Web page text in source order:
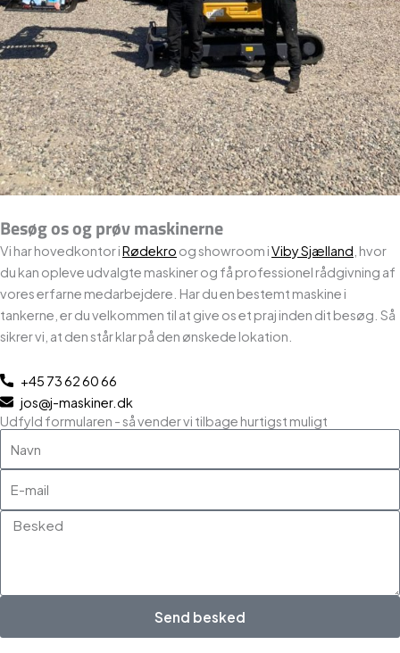
Besøg os og prøv maskinerne
Vi har hovedkontor iRødekro og showroom iViby Sjælland , hvor
du kan opleve udvalgte maskiner og få professionel rådgivning af
vores erfarne medarbejdere. Har du en bestemt maskine i
tankerne, er du velkommen til at give os et praj inden dit besøg. Så
sikrer vi, at den står klar på den ønskede lokation.
+45 73 62 60 66
jos@j-maskiner.dk
Udfyld formularen - så vender vi tilbage hurtigst muligt
mail
Besked
Send besked